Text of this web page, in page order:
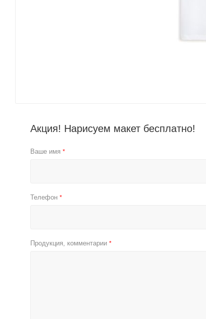
Акция! Нарисуем макет бесплатно!
Ваше имя *
Телефон *
Продукция, комментарии *